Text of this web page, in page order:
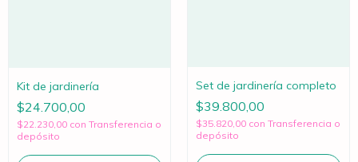
Kit de jardinería
$24.700,00
$22.230,00 con Transferencia o
depósito
Set de jardinería completo
$39.800,00
$35.820,00 con Transferencia o
depósito